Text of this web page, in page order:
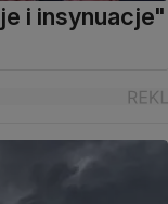
i insynuacje"